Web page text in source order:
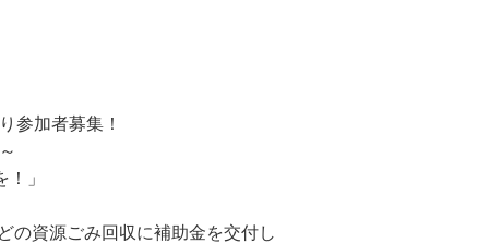
参加者募集！
」
の資源ごみ回収に補助金を交付し